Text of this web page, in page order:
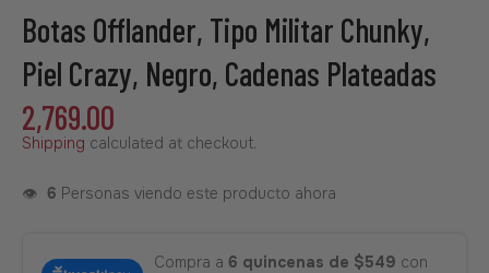
Botas Offlander, Tipo Militar Chunky,
Piel Crazy, Negro, Cadenas Plateadas
2,769.00
Shipping calculated at checkout.
👁️ 6 Personas viendo este producto ahora
Compra a 6 quincenas de $549 con